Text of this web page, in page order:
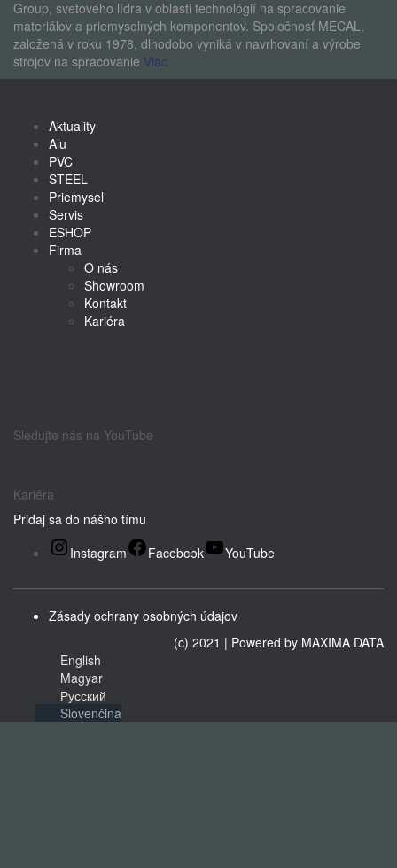
Group, svetového lídra v oblasti technológií na spracovanie
materiálov a priemyselných komponentov. Spoločnosť MECAL,
založená v roku 1978, dlhodobo vyniká v navrhovaní a výrobe
strojov na spracovanie Viac
Aktuality
Alu
PVC
STEEL
Priemysel
Servis
ESHOP
Firma
O nás
Showroom
Kontakt
Kariéra
Sledujte nás na YouTube
Kariéra
Pridaj sa do nášho tímu
Instagram
Facebook YouTube
Zásady ochrany osobných údajov
(c) 2021 | Powered by MAXIMA DATA
English
Magyar
Русский
Slovenčina